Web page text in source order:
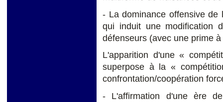
- La dominance offensive de
qui induit une modification
défenseurs (avec une prime
L'apparition d'une «
superpose à la «
confrontation/coopération
- L'affirmation d'une ère